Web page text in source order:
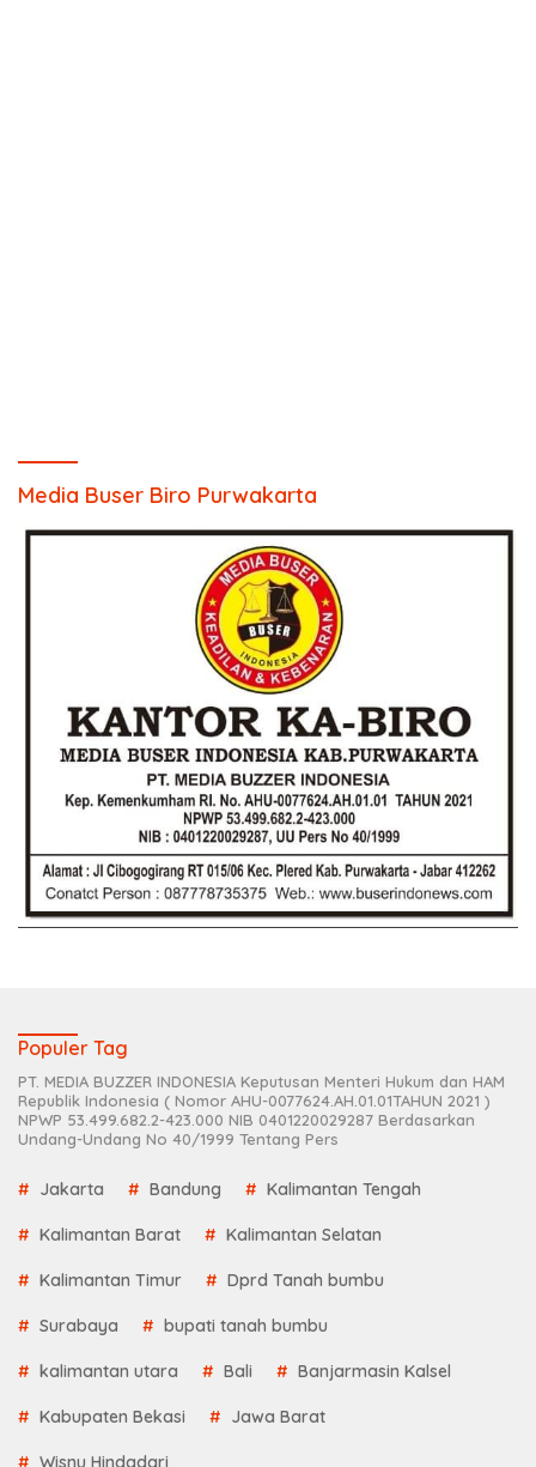
Media Buser Biro Purwakarta
Populer Tag
PT. MEDIA BUZZER INDONESIA Keputusan Menteri Hukum dan HAM
Republik Indonesia ( Nomor AHU-0077624.AH.01.01TAHUN 2021 )
NPWP 53.499.682.2-423.000 NIB 0401220029287 Berdasarkan
Undang-Undang No 40/1999 Tentang Pers
Jakarta Bandung Kalimantan Tengah
Kalimantan Barat Kalimantan Selatan
Kalimantan Timur Dprd Tanah bumbu
Surabaya bupati tanah bumbu
kalimantan utara Bali Banjarmasin Kalsel
Kabupaten Bekasi Jawa Barat
Wisnu Hindadari